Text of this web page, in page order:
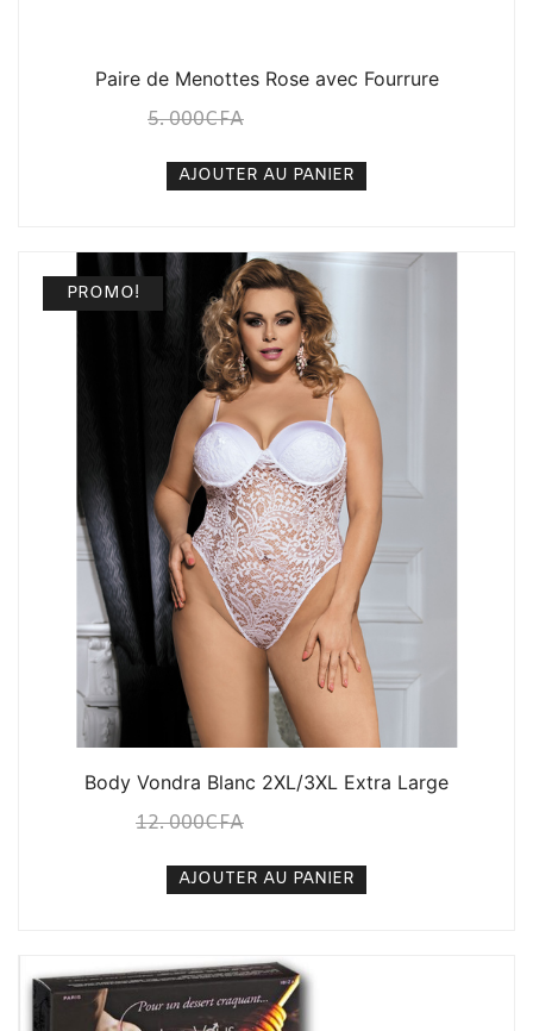
Paire de Menottes Rose avec Fourrure
5. 000CFA
AJOUTER AU PANIER
PROMO!
Body Vondra Blanc 2XL/3XL Extra Large
12. 000CFA
AJOUTER AU PANIER